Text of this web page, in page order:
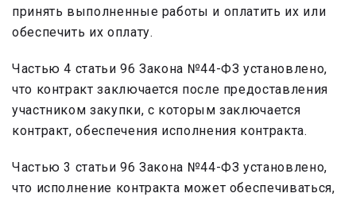
принять выполненные работы и оплатить их или
обеспечить их оплату.
Частью 4 статьи 96 Закона №44-ФЗ установлено,
что контракт заключается после предоставления
участником закупки, с которым заключается
контракт, обеспечения исполнения контракта.
Частью 3 статьи 96 Закона №44-ФЗ установлено,
что исполнение контракта может обеспечиваться,